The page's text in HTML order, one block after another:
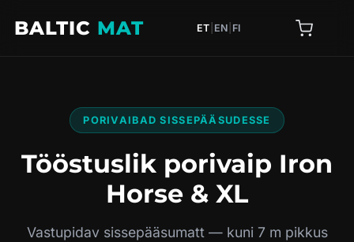
BALTIC MAT ET EN FI
PORIVAIBAD SISSEPÄÄSUDESSE
Tööstuslik porivaip Iron
Horse & XL
Vastupidav sissepääsumatt — kuni 7 m pikkus